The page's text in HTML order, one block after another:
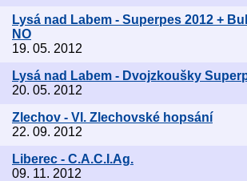
Lysá nad Labem - Superpes 2012 +
NO
19. 05. 2012
Lysá nad Labem - Dvojzkoušky
20. 05. 2012
Zlechov - VI. Zlechovské hopsání
22. 09. 2012
Liberec - C.A.C.I.Ag.
09. 11. 2012